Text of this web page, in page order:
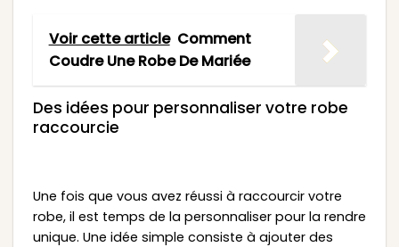
Voir cette article Comment
Coudre Une Robe De Mariée
Des idées pour personnaliser votre robe
raccourcie
Une fois que vous avez réussi à raccourcir votre
robe, il est temps de la personnaliser pour la rendre
unique. Une idée simple consiste à ajouter des